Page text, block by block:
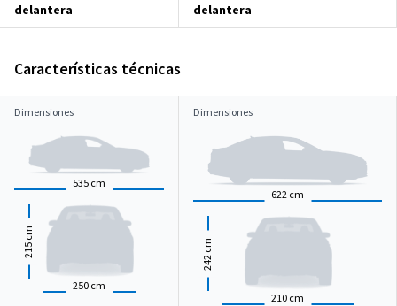
delantera delantera
Características técnicas
Dimensiones
535 cm
250 cm
215
cm
Dimensiones
622 cm
210 cm
242
cm